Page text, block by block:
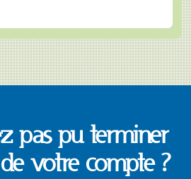
pas pu terminer
votre compte ?